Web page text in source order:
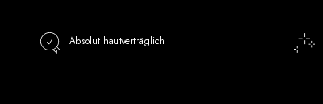
Absolut hautverträglich